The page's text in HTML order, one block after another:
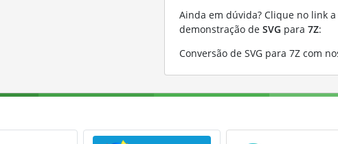
Ainda em dúvida? Clique no link
demonstração de SVG para 7Z:
Conversão de SVG para 7Z com